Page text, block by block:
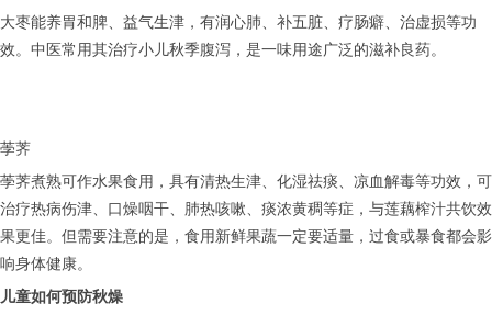
大枣能养胃和脾、益气生津，有润心肺、补五脏、疗肠癖、治虚损等功
效。中医常用其治疗小儿秋季腹泻，是一味用途广泛的滋补良药。
荸荠
荸荠煮熟可作水果食用，具有清热生津、化湿祛痰、凉血解毒等功效，可
治疗热病伤津、口燥咽干、肺热咳嗽、痰浓黄稠等症，与莲藕榨汁共饮效
果更佳。但需要注意的是，食用新鲜果蔬一定要适量，过食或暴食都会影
响身体健康。
儿童如何预防秋燥